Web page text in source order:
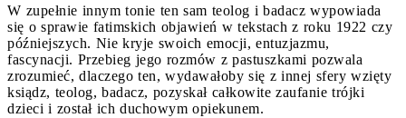
W zupełnie innym tonie ten sam teolog i badacz wypowiada
się o sprawie fatimskich objawień w tekstach z roku 1922 czy
późniejszych. Nie kryje swoich emocji, entuzjazmu,
fascynacji. Przebieg jego rozmów z pastuszkami pozwala
zrozumieć, dlaczego ten, wydawałoby się z innej sfery wzięty
ksiądz, teolog, badacz, pozyskał całkowite zaufanie trójki
dzieci i został ich duchowym opiekunem.